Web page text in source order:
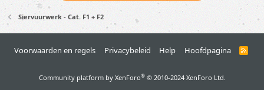
Siervuurwerk - Cat. F1 + F2
Voorwaarden en regels Privacybeleid Help Hoofdpagina
R
Community platform by XenForo® © 2010-2024 XenForo Ltd.